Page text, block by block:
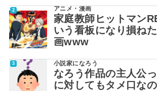
アニメ・漫画
家庭教師ヒットマン
いう看板になり損ね
画www
小説家になろう
なろう作品の主人公
に対してもタメ口な